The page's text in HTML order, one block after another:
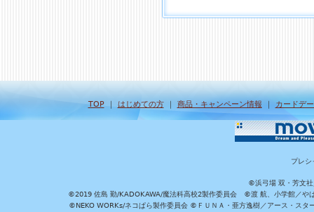
TOP｜ はじめての方｜ 商品・キャンペーン情報 ｜ カードデ
プレシ
©浜弓場 双・芳文社
©2019 佐島 勤/KADOKAWA/魔法科高校2製作委員会 ©渡 航、小学館／や
©NEKO WORKs/ネコぱら製作委員会 ©ＦＵＮＡ・亜方逸樹／アース・ス